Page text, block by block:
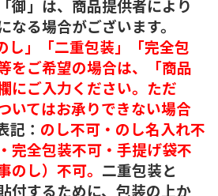
御」は、商品提供者により
なる場合がございます。
し」「二重包装」「完全包
をご希望の場合は、「商品
にご入力ください。ただ
いてはお承りできない場合
記： のし不可・のし名入れ不
完全包装不可・手提げ袋不
のし）不可。 二重包装と
付するために、包装の上か